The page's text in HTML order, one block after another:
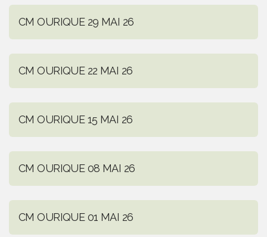
CM OURIQUE 29 MAI 26
CM OURIQUE 22 MAI 26
CM OURIQUE 15 MAI 26
CM OURIQUE 08 MAI 26
CM OURIQUE 01 MAI 26